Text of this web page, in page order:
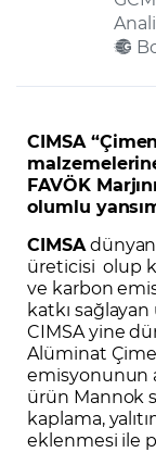
CIMSA
FAVÖK
olumlu
CIMSA
üreticisi olup
ve karbon
katkı
CIMSA yine
Alüminat
emisyonunun
ürün Mannok
kaplama,
eklenmesi ile